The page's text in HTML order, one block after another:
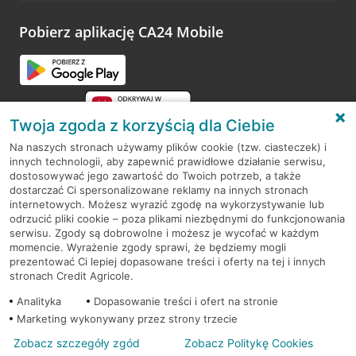
opinie.
Pobierz aplikację CA24 Mobile
RODO
Regulamin serwisu
Mapa serwisu
PolitykaCookies
© 2026 Credit Agricole Bank Polska S.A. Wszelkie prawa zastrzeżone
Twoja zgoda z korzyścią dla Ciebie
Na naszych stronach używamy plików cookie (tzw. ciasteczek) i
innych technologii, aby zapewnić prawidłowe działanie serwisu,
dostosowywać jego zawartość do Twoich potrzeb, a także
dostarczać Ci spersonalizowane reklamy na innych stronach
internetowych. Możesz wyrazić zgodę na wykorzystywanie lub
odrzucić pliki cookie – poza plikami niezbędnymi do funkcjonowania
serwisu. Zgody są dobrowolne i możesz je wycofać w każdym
momencie. Wyrażenie zgody sprawi, że będziemy mogli
prezentować Ci lepiej dopasowane treści i oferty na tej i innych
stronach Credit Agricole.
Analityka
Dopasowanie treści i ofert na stronie
Marketing wykonywany przez strony trzecie
Zobacz szczegóły zgód Zobacz Politykę Cookies